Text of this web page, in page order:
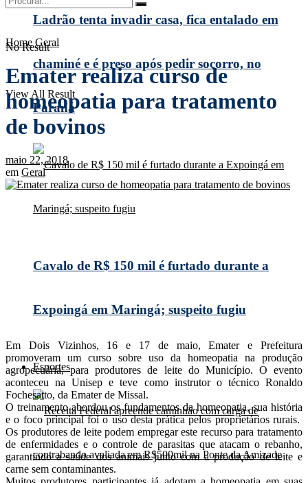
Ladrão tenta invadir casa, fica entalado em
chaminé e é preso após pedir socorro, no
Paraná
Cavalo de R$ 150 mil é furtado durante a
Expoingá em Maringá; suspeito fugiu
Esportes
No Result
View All Result
Home Geral
Emater realiza curso de
homeopatia para tratamento
de bovinos
maio 22, 2018
em Geral
Em Dois Vizinhos, 16 e 17 de maio, Emater e Prefeitura
promoveram um curso sobre uso da homeopatia na produção
agropecuária, para produtores de leite do Município. O evento
aconteceu na Unisep e teve como instrutor o técnico Ronaldo
Fochesatto, da Emater de Missal.
O treinamento abordou os fundamentos da homeopatia, sua história
e o foco principal foi o uso desta prática pelos proprietários rurais.
Os produtores de leite podem empregar este recurso para tratamento
de enfermidades e o controle de parasitas que atacam o rebanho,
garantindo a saúde dos animais junto com a produção de leite e
carne sem contaminantes.